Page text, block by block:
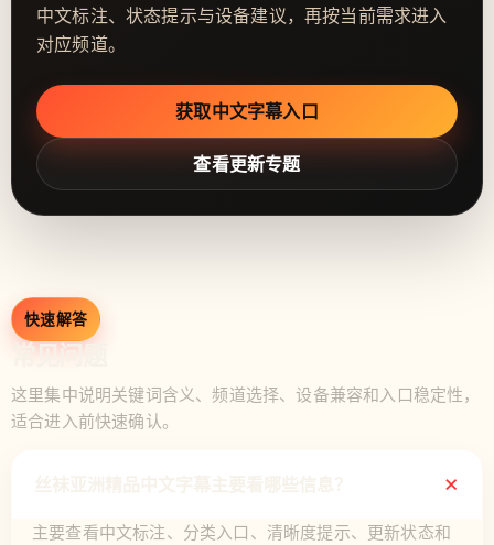
中文标注、状态提示与设备建议，再按当前需求进入
对应频道。
获取中文字幕入口
查看更新专题
快速解答
常见问题
这里集中说明关键词含义、频道选择、设备兼容和入口稳定性，
适合进入前快速确认。
＋
主要查看中文标注、分类入口、清晰度提示、更新状态和